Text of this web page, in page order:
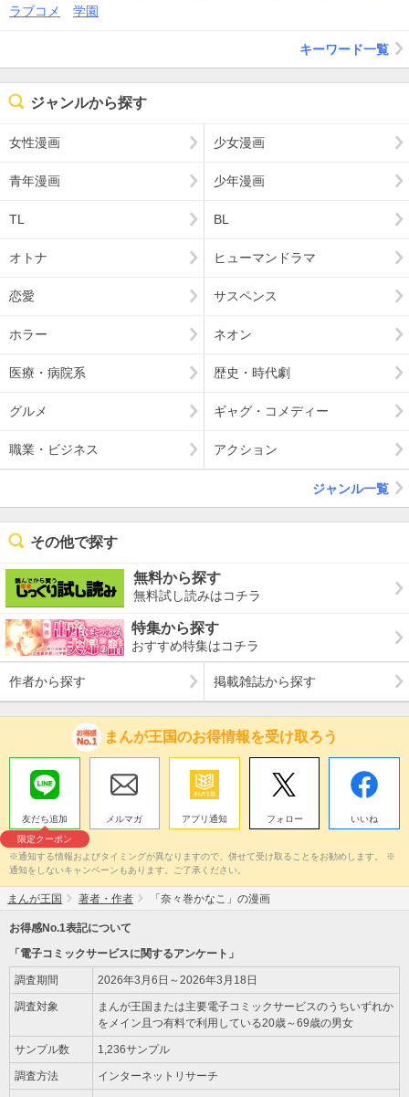
ラブコメ
学園
キーワード一覧
ジャンルから探す
女性漫画 少女漫画
青年漫画 少年漫画
TL BL
オトナ ヒューマンドラマ
恋愛 サスペンス
ホラー ネオン
医療・病院系 歴史・時代劇
グルメ ギャグ・コメディー
職業・ビジネス アクション
ジャンル一覧
その他で探す
無料から探す
無料試し読みはコチラ
特集から探す
おすすめ特集はコチラ
作者から探す 掲載雑誌から探す
まんが王国のお得情報を受け取ろう
友だち追加
限定クーポン
メルマガ アプリ通知 フォロー いいね
※通知する情報およびタイミングが異なりますので、併せて受け取ることをお勧めします。 ※
通知をしないキャンペーンもあります。ご了承ください。
まんが王国 著者・作者 「奈々巻かなこ」の漫画
お得感No.1表記について
「電子コミックサービスに関するアンケート」
調査期間 2026年3月6日～2026年3月18日
調査対象
まんが王国または主要電子コミックサービスのうちいずれか
をメイン且つ有料で利用している20歳～69歳の男女
サンプル数 1,236サンプル
調査方法 インターネットリサーチ